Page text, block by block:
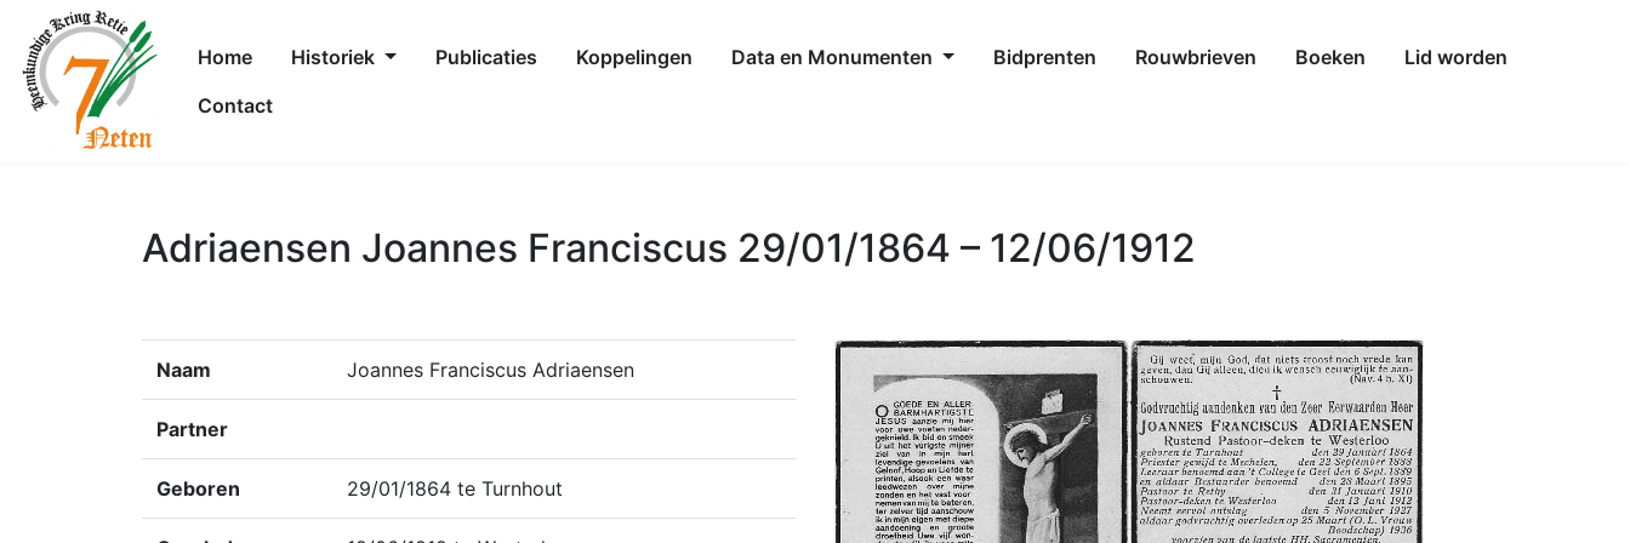
Home Historiek Publicaties Koppelingen Data en Monumenten Bidprenten Rouwbrieven Boeken
Lid worden
Contact
Adriaensen Joannes Franciscus 29/01/1864 – 12/06/1912
Naam Joannes Franciscus Adriaensen
Partner
Geboren 29/01/1864 te Turnhout